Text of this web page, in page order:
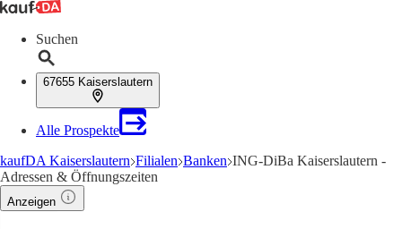
Suchen
67655 Kaiserslautern
Alle Prospekte
kaufDA Kaiserslautern Filialen Banken ING-DiBa Kaiserslautern -
Adressen & Öffnungszeiten
Anzeigen